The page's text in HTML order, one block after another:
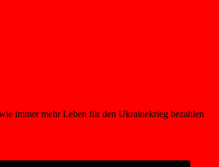
immer mehr Leben für den Ukrainekrieg bezahlen